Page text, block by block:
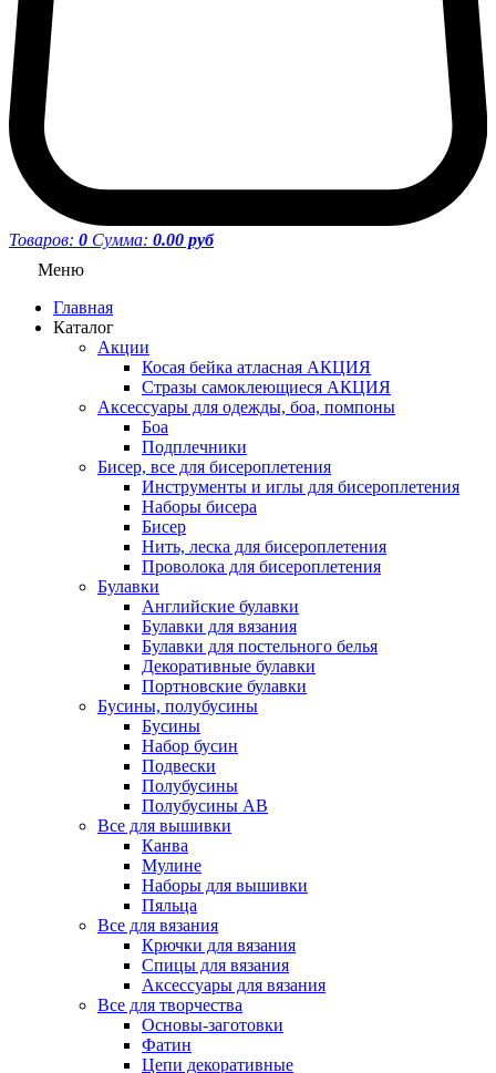
Товаров: 0 Сумма: 0.00 руб
Меню
Главная
Каталог
Акции
Косая бейка атласная АКЦИЯ
Стразы самоклеющиеся АКЦИЯ
Аксессуары для одежды, боа, помпоны
Боа
Подплечники
Бисер, все для бисероплетения
Инструменты и иглы для бисероплетения
Наборы бисера
Бисер
Нить, леска для бисероплетения
Проволока для бисероплетения
Булавки
Английские булавки
Булавки для вязания
Булавки для постельного белья
Декоративные булавки
Портновские булавки
Бусины, полубусины
Бусины
Набор бусин
Подвески
Полубусины
Полубусины AB
Все для вышивки
Канва
Мулине
Наборы для вышивки
Пяльца
Все для вязания
Крючки для вязания
Спицы для вязания
Аксессуары для вязания
Все для творчества
Основы-заготовки
Фатин
Цепи декоративные